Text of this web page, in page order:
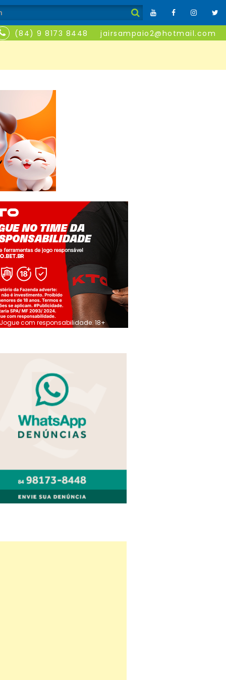
(84) 9 8173 8448 jairsampaio2@hotmail.com
Jogue com responsabilidade. 18+